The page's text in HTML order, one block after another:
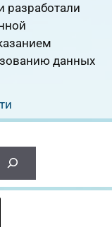
разработали
данных